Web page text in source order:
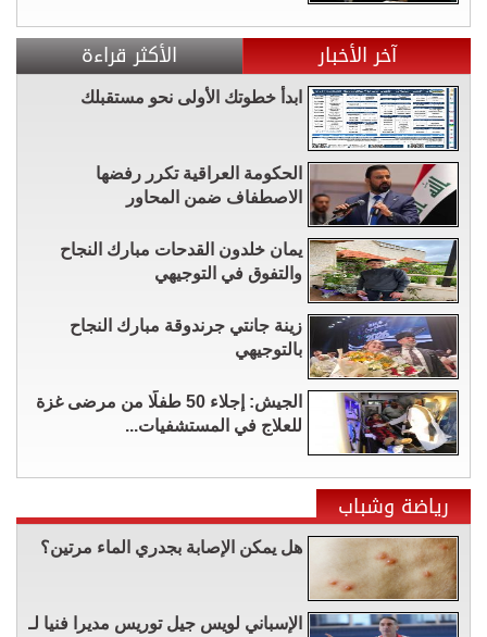
آخر الأخبار الأكثر قراءة
ابدأ خطوتك الأولى نحو مستقبلك
الحكومة العراقية تكرر رفضها
الاصطفاف ضمن المحاور
يمان خلدون القدحات مبارك النجاح
والتفوق في التوجيهي
زينة جانتي جرندوقة مبارك النجاح
بالتوجيهي
الجيش: إجلاء 50 طفلًا من مرضى غزة
للعلاج في المستشفيات...
رياضة وشباب
هل يمكن الإصابة بجدري الماء مرتين؟
الإسباني لويس جيل توريس مديرا فنيا لـ